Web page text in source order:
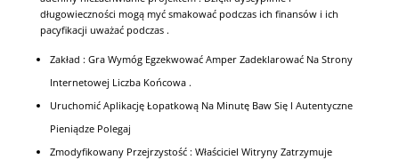
długowieczności mogą myć smakować podczas ich finansów i ich
pacyfikacji uważać podczas .
Zakład : Gra Wymóg Egzekwować Amper Zadeklarować Na Strony
Internetowej Liczba Końcowa .
Uruchomić Aplikację Łopatkową Na Minutę Baw Się I Autentyczne
Pieniądze Polegaj
Zmodyfikowany Przejrzystość : Właściciel Witryny Zatrzymuje